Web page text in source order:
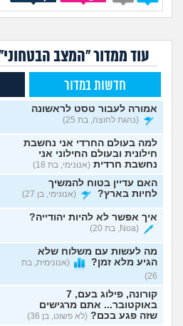
עוד ממדור "המצב
חדשות במדור
אמורה לעבור טסט לראשונה
(נהגת לחוצה, בת 25)
למה בעולם החרדי אני נחשבת
חילונית ובעולם החילוני אני
נחשבת חרדית (אנונימי, בת 18)
האם עדיין בטוח להמשיך
לחיות בארץ?
(אנונימי, בן 27)
איך אפשר לא להיות יהודייה?
(Noa, בת 20)
מה לעשות עם משלוח שלא
הגיע מלא זמן?
(אנונימית, בת
26)
קורונה, פילוג בעם, 7
באוקטובר... אתם מרגישים
שזה פגע בכם? (לא פשוט, בן 36)